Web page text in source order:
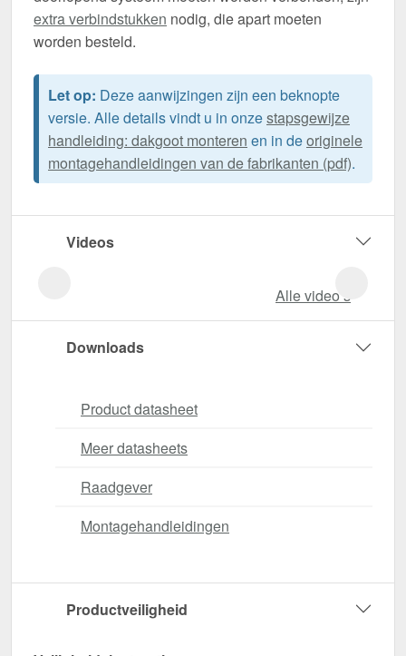
extra verbindstukken nodig, die apart moeten
worden besteld.
Let op: Deze aanwijzingen zijn een beknopte
versie. Alle details vindt u in onzestapsgewijze
handleiding: dakgoot monteren en in deoriginele
montagehandleidingen van de fabrikanten (pdf).
Videos
Alle video‘s
Downloads
Product datasheet
Meer datasheets
Raadgever
Montagehandleidingen
Productveiligheid